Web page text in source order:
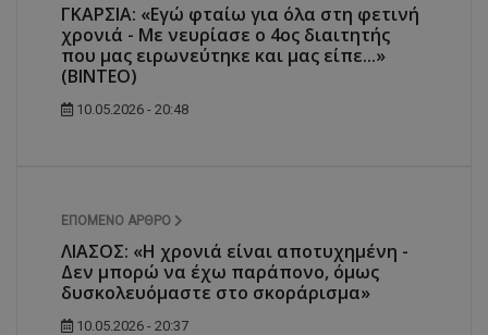
ΓΚΑΡΣΙΑ: «Εγώ φταίω για όλα στη φετινή
χρονιά - Με νευρίασε ο 4ος διαιτητής
που μας ειρωνεύτηκε και μας είπε...»
(ΒΙΝΤΕΟ)
10.05.2026 - 20:48
ΕΠΌΜΕΝΟ ΆΡΘΡΟ
ΛΙΑΣΟΣ: «Η χρονιά είναι αποτυχημένη -
Δεν μπορώ να έχω παράπονο, όμως
δυσκολευόμαστε στο σκοράρισμα»
10.05.2026 - 20:37